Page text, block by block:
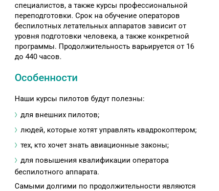
специалистов, а также курсы профессиональной
переподготовки. Срок на обучение операторов
беспилотных летательных аппаратов зависит от
уровня подготовки человека, а также конкретной
программы. Продолжительность варьируется от 16
до 440 часов.
Особенности
Наши курсы пилотов будут полезны:
для внешних пилотов;
людей, которые хотят управлять квадрокоптером;
тех, кто хочет знать авиационные законы;
для повышения квалификации оператора
беспилотного аппарата.
Самыми долгими по продолжительности являются